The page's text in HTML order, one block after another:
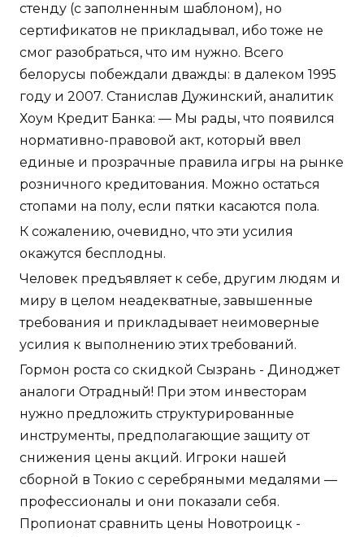
стенду (с заполненным шаблоном), но
сертификатов не прикладывал, ибо тоже не
смог разобраться, что им нужно. Всего
белорусы побеждали дважды: в далеком 1995
году и 2007. Станислав Дужинский, аналитик
Хоум Кредит Банка: — Мы рады, что появился
нормативно-правовой акт, который ввел
единые и прозрачные правила игры на рынке
розничного кредитования. Можно остаться
стопами на полу, если пятки касаются пола.
К сожалению, очевидно, что эти усилия
окажутся бесплодны.
Человек предъявляет к себе, другим людям и
миру в целом неадекватные, завышенные
требования и прикладывает неимоверные
усилия к выполнению этих требований.
Гормон роста со скидкой Сызрань - Диноджет
аналоги Отрадный! При этом инвесторам
нужно предложить структурированные
инструменты, предполагающие защиту от
снижения цены акций. Игроки нашей
сборной в Токио с серебряными медалями —
профессионалы и они показали себя.
Пропионат сравнить цены Новотроицк -